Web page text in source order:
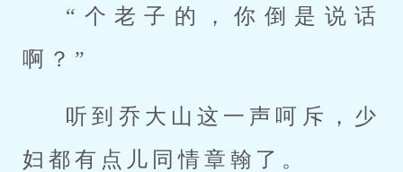
“个老子的，你倒是说话
啊？”
听到乔大山这一声呵斥，少
妇都有点儿同情章翰了。